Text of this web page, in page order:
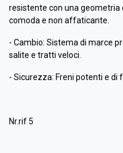
resistente con una geometria
comoda e non affaticante.
- Cambio: Sistema di marce
salite e tratti veloci.
- Sicurezza: Freni potenti e di
Nr.rif 5